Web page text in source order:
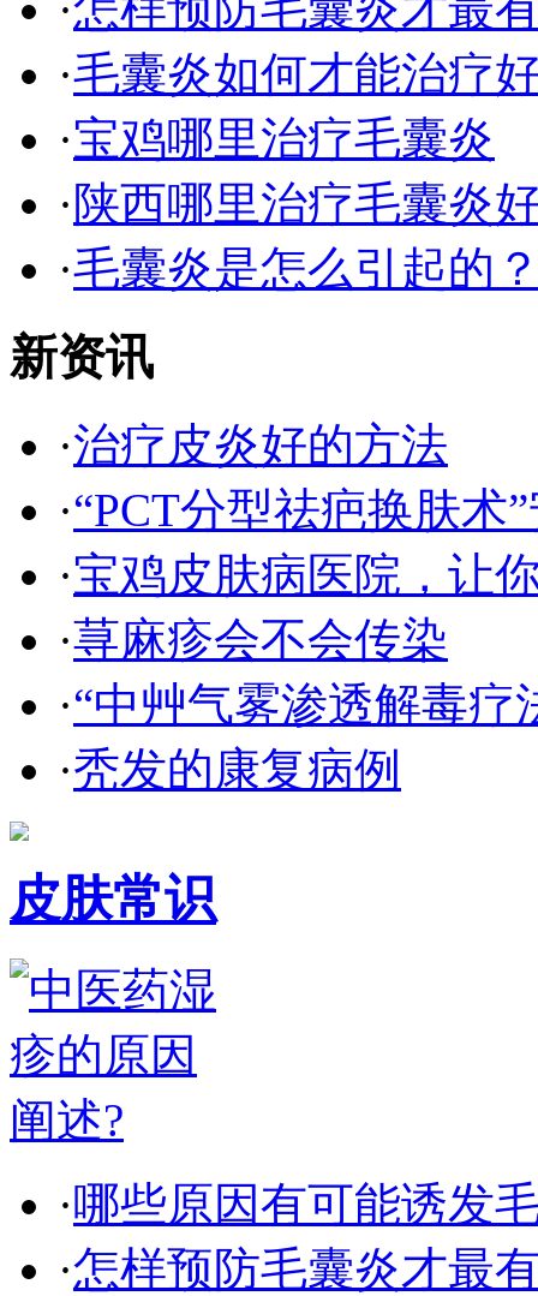
·毛囊炎如何才能治疗
·宝鸡哪里治疗毛囊炎
·陕西哪里治疗毛囊炎
·毛囊炎是怎么引起的
新资讯
·治疗皮炎好的方法
·“PCT分型祛疤换肤术
·宝鸡皮肤病医院，让
·荨麻疹会不会传染
·“中艸气雾渗透解毒疗
·秃发的康复病例
皮肤常识
·哪些原因有可能诱发
·怎样预防毛囊炎才最